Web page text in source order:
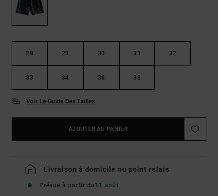
28 29 30 31 32
33 34 36 38
Voir Le Guide Des Tailles
AJOUTER AU PANIER
Livraison à domicile ou point relais
Prévue à partir du 11 août